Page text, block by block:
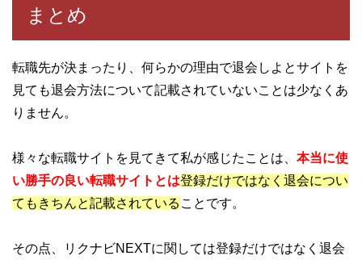
まとめ
転職先が決まったり、何らかの理由で退会しよとサイトを
見ても退会方法について記載されていないことは少なくあ
りません。
様々な転職サイトを見てきて私が感じたことは、 本当に使
い勝手の良い転職サイトとは登録だけではなく退会につい
てもきちんと記載されている ことです。
その点、リクナビNEXTに関しては登録だけではなく退会